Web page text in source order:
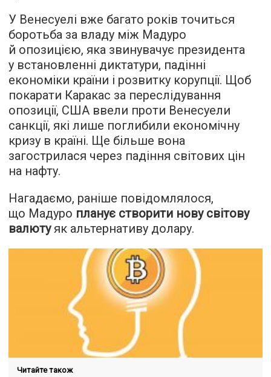
У Венесуелі вже багато років точиться
боротьба за владу між Мадуро
й опозицією, яка звинувачує президента
у встановленні диктатури, падінні
економіки країни і розвитку корупції. Щоб
покарати Каракас за переслідування
опозиції, США ввели проти Венесуели
санкції, які лише поглибили економічну
кризу в країні. Ще більше вона
загострилася через падіння світових цін
на нафту.
Нагадаємо, раніше повідомлялося,
що Мадуро планує створити нову світову
валютуяк альтернативу долару.
Читайте також